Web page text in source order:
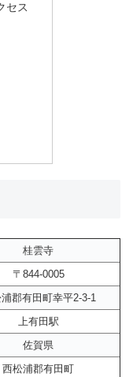
セス
桂雲寺
〒844-0005
郡有田町幸平2-3-1
上有田駅
佐賀県
西松浦郡有田町